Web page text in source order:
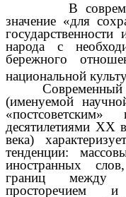
В
значение «для
народа с
бережного
национальной
Современный
(именуемой
десятилетиями ХХ
века)
тенденции:
иностранных
границ между
просторечием